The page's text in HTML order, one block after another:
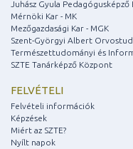
Juhász Gyula Pedagógusképző
Mérnöki Kar - MK
Mezőgazdasági Kar - MGK
Szent-Györgyi Albert
Természettudományi és
SZTE Tanárképző Központ
FELVÉTELI
Felvételi információk
Képzések
Miért az SZTE?
Nyílt napok